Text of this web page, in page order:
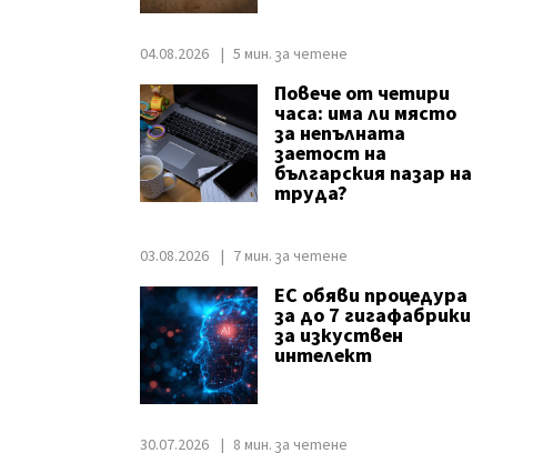
04.08.2026 5 мин. за четене
Повече от четири
часа: има ли място
за непълната
заетост на
българския пазар на
труда?
03.08.2026 7 мин. за четене
ЕС обяви процедура
за до 7 гигафабрики
за изкуствен
интелект
30.07.2026 8 мин. за четене